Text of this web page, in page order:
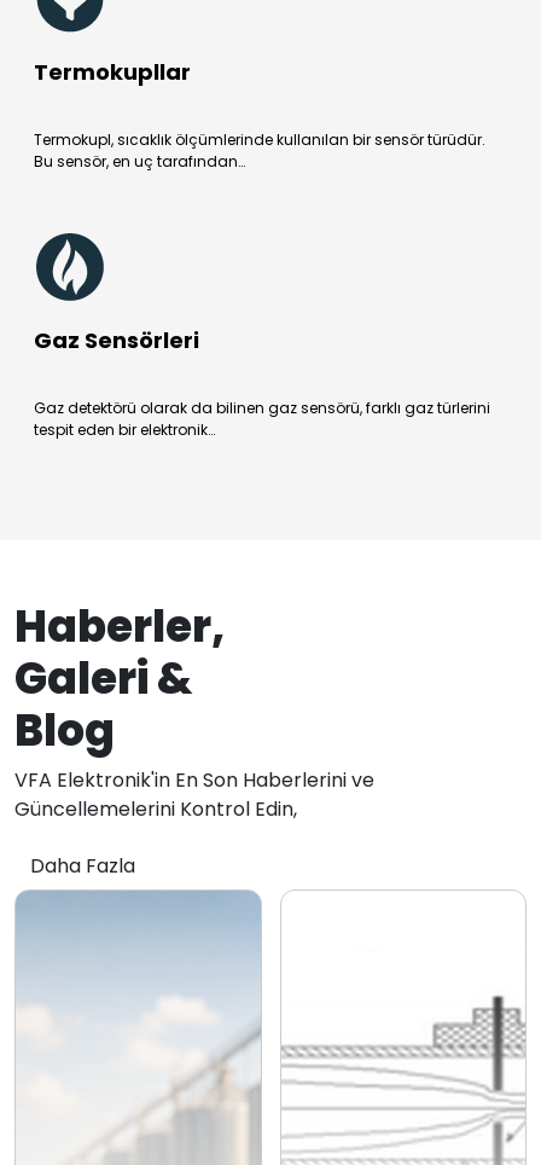
Termokupllar
Termokupl, sıcaklık ölçümlerinde kullanılan bir sensör türüdür.
Bu sensör, en uç tarafından…
Gaz Sensörleri
Gaz detektörü olarak da bilinen gaz sensörü, farklı gaz türlerini
tespit eden bir elektronik…
Haberler,
Galeri &
Blog
VFA Elektronik'in En Son Haberlerini ve
Güncellemelerini Kontrol Edin,
Daha Fazla